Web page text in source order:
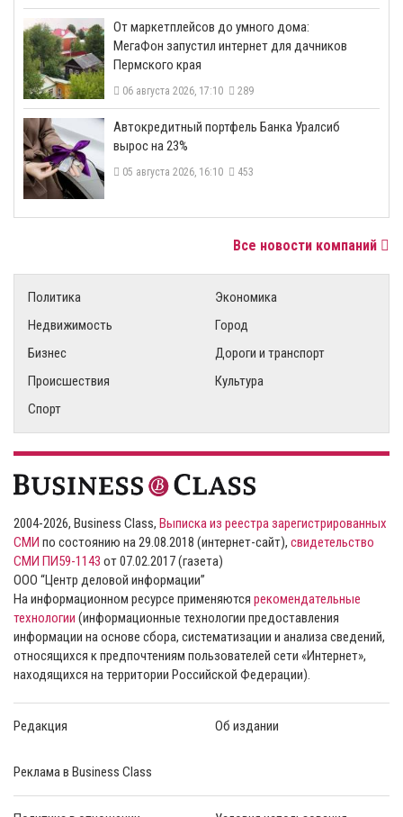
От маркетплейсов до умного дома:
МегаФон запустил интернет для дачников
Пермского края
06 августа 2026, 17:10 289
​Автокредитный портфель Банка Уралсиб
вырос на 23%
05 августа 2026, 16:10 453
Все новости компаний
Политика
Экономика
Недвижимость
Город
Бизнес
Дороги и транспорт
Происшествия
Культура
Спорт
2004-2026, Business Class, Выписка из реестра зарегистрированных
СМИ по состоянию на 29.08.2018 (интернет-сайт), свидетельство
СМИ ПИ59-1143 от 07.02.2017 (газета)
ООО “Центр деловой информации”
На информационном ресурсе применяются рекомендательные
технологии (информационные технологии предоставления
информации на основе сбора, систематизации и анализа сведений,
относящихся к предпочтениям пользователей сети «Интернет»,
находящихся на территории Российской Федерации).
Редакция Об издании
Реклама в Business Class